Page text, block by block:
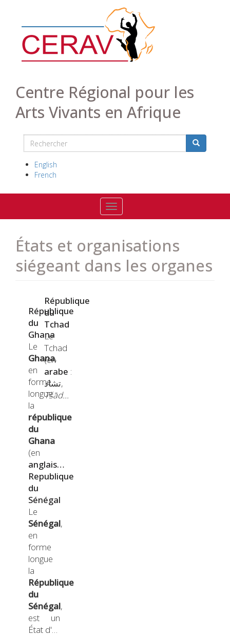
contenu
principal
Centre Régional pour les
Arts Vivants en Afrique
Search
Rechercher Rechercher
English
French
Toggle navigation
États et organisations
siégeant dans les organes
Image
République
du
Ghana
Le
Ghana,
en
forme
longue
la
république
du
Ghana
(en
anglais…
République
du
Tchad
Le
Tchad
(en
arabe :
تشاد,
Tšād…
Republique
du
Sénégal
Le
Sénégal,
en
forme
longue
la
République
du
Sénégal,
est un
État d'…